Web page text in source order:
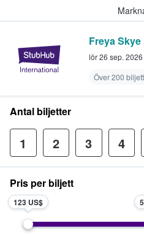
StubHub
Freya Skye
lör 26 sep. 2026
Över 200
Antal biljetter
1 2 3 4
Pris per biljett
123 US$